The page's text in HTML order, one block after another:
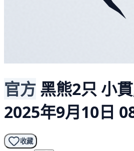
官方 黑熊2只 小
2025年9月10日
收藏